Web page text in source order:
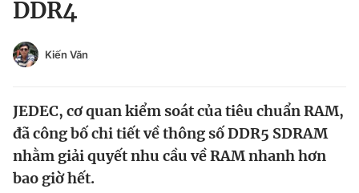
Chào ngày mới
Video Magazine
Sản phẩm khác
Tin đã xem
Đăng xuất
DDR4
Kiến Văn
JEDEC, cơ quan kiểm soát của tiêu chuẩn RAM,
đã công bố chi tiết về thông số DDR5 SDRAM
nhằm giải quyết nhu cầu về RAM nhanh hơn
bao giờ hết.